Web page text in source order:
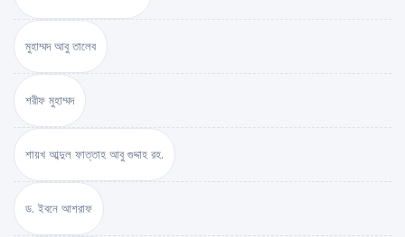
মুহাম্মদ আবু তালেব
শরীফ মুহাম্মদ
শায়খ আব্দুল ফাত্তাহ আবু গুদ্দাহ রহ.
ড. ইবনে আশরাফ